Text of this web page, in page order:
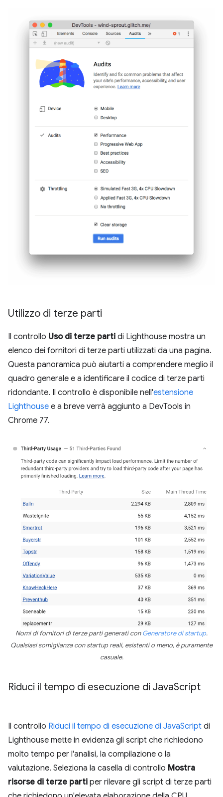
Utilizzo di terze parti
Il controllo Uso di terze parti di Lighthouse mostra un
elenco dei fornitori di terze parti utilizzati da una pagina.
Questa panoramica può aiutarti a comprendere meglio il
quadro generale e a identificare il codice di terze parti
ridondante. Il controllo è disponibile nell'estensione
Lighthouse e a breve verrà aggiunto a DevTools in
Chrome 77.
Nomi di fornitori di terze parti generati conGeneratore di startup.
Qualsiasi somiglianza con startup reali, esistenti o meno, è puramente
casuale.
Riduci il tempo di esecuzione di JavaScript
Il controllo Riduci il tempo di esecuzione di JavaScript di
Lighthouse mette in evidenza gli script che richiedono
molto tempo per l'analisi, la compilazione o la
valutazione. Seleziona la casella di controllo Mostra
risorse di terze parti per rilevare gli script di terze parti